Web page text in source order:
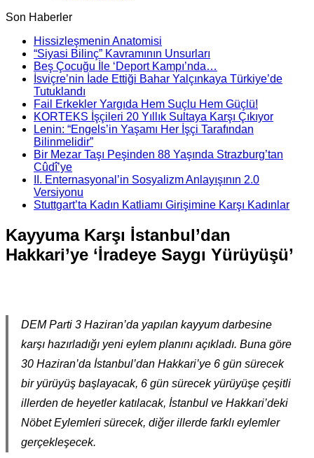
Son Haberler
Hissizleşmenin Anatomisi
“Siyasi Bilinç” Kavramının Unsurları
Beş Çocuğu İle ‘Deport Kampı’nda…
İsviçre’nin İade Ettiği Bahar Yalçınkaya Türkiye’de
Tutuklandı
Fail Erkekler Yargıda Hem Suçlu Hem Güçlü!
KORTEKS İşçileri 20 Yıllık Sultaya Karşı Çıkıyor
Lenin: “Engels’in Yaşamı Her İşçi Tarafından
Bilinmelidir”
Bir Mezar Taşı Peşinden 88 Yaşında Strazburg’tan
Cûdî’ye
II. Enternasyonal’in Sosyalizm Anlayışının 2.0
Versiyonu
Stuttgart’ta Kadın Katliamı Girişimine Karşı Kadınlar
Kayyuma Karşı İstanbul’dan
Hakkari’ye ‘İradeye Saygı Yürüyüşü’
DEM Parti 3 Haziran’da yapılan kayyum darbesine
karşı hazırladığı yeni eylem planını açıkladı. Buna göre
30 Haziran’da İstanbul’dan Hakkari’ye 6 gün sürecek
bir yürüyüş başlayacak, 6 gün sürecek yürüyüşe çeşitli
illerden de heyetler katılacak, İstanbul ve Hakkari’deki
Nöbet Eylemleri sürecek, diğer illerde farklı eylemler
gerçekleşecek.